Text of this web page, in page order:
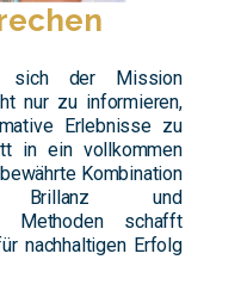
sich der Mission
nur zu informieren,
Erlebnisse zu
in ein vollkommen
Kombination
Brillanz und
Methoden schafft
nachhaltigen Erfolg